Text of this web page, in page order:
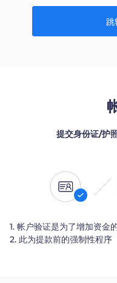
跳
提交身份证/护
1. 帐户验证是为了增加资金
2. 此为提款前的强制性程序